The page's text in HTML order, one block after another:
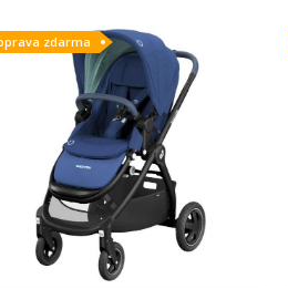
Detail produktu
zdarma